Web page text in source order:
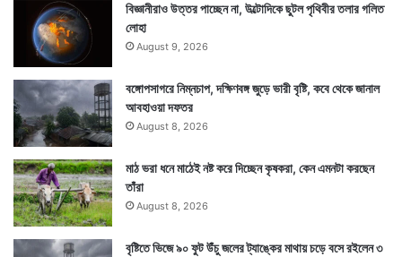
বিজ্ঞানীরাও উত্তর পাচ্ছেন না, উল্টোদিকে ছুটল পৃথিবীর তলার গলিত
লোহা
August 9, 2026
বঙ্গোপসাগরে নিম্নচাপ, দক্ষিণবঙ্গ জুড়ে ভারী বৃষ্টি, কবে থেকে জানাল
আবহাওয়া দফতর
August 8, 2026
মাঠ ভরা ধনে মাঠেই নষ্ট করে দিচ্ছেন কৃষকরা, কেন এমনটা করছেন
তাঁরা
August 8, 2026
বৃষ্টিতে ভিজে ৯০ ফুট উঁচু জলের ট্যাঙ্কের মাথায় চড়ে বসে রইলেন ৩